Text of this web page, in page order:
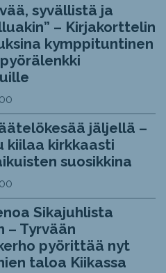
syvällistä ja
– Kirjakorttelin
kymppituntinen
jäljellä –
kiilaa kirkkaasti
suosikkina
Sikajuhlista
– Tyrvään
pyörittää nyt
taloa Kiikassa